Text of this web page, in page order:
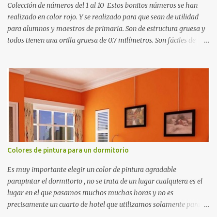
Colección de números del 1 al 10 Estos bonitos números se han
realizado en color rojo. Y se realizado para que sean de utilidad
para alumnos y maestros de primaria. Son de estructura gruesa y
todos tienen una orilla gruesa de 0.7 milímetros. Son fáciles de
matemáticos, para decorar los cumpleaños de los niños, entre
otras cosas.
Colores de pintura para un dormitorio
Es muy importante elegir un color de pintura agradable
parapintar el dormitorio , no se trata de un lugar cualquiera es el
lugar en el que pasamos muchos muchas horas y no es
precisamente un cuarto de hotel que utilizamos solamente para